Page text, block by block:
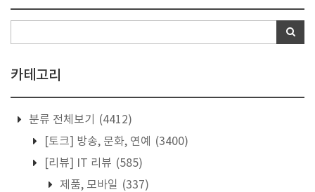
카테고리
분류 전체보기
(4412)
[토크] 방송, 문화, 연예
(3400)
[리뷰] IT 리뷰 (585)
제품, 모바일 (337)